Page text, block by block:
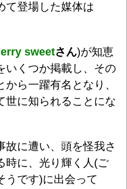
て登場した媒体は
sweetさん)が知恵
いくつか掲載し、その
ら一躍有名となり、
世に知られることにな
故に遭い、頭を怪我さ
時に、光り輝く人(ご
うです)に出会って